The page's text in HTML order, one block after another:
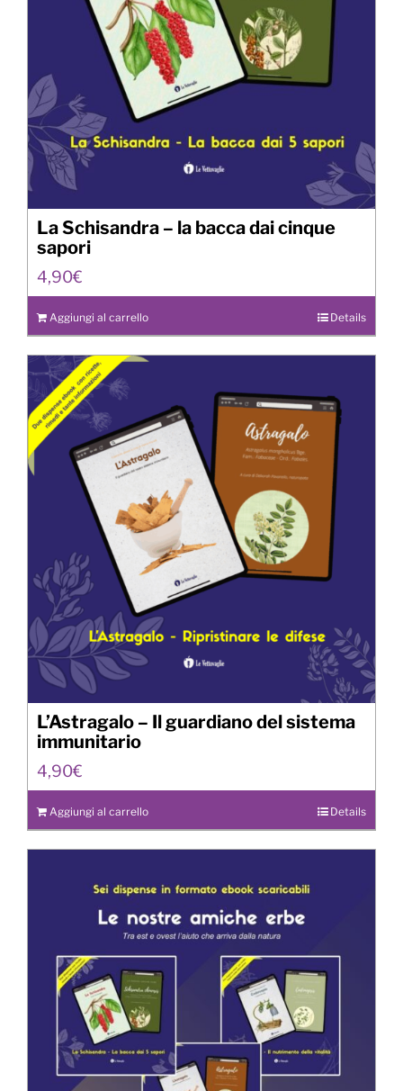
La Schisandra – la bacca dai cinque
sapori
4,90€
Aggiungi al carrello Details
L’Astragalo – Il guardiano del sistema
immunitario
4,90€
Aggiungi al carrello Details